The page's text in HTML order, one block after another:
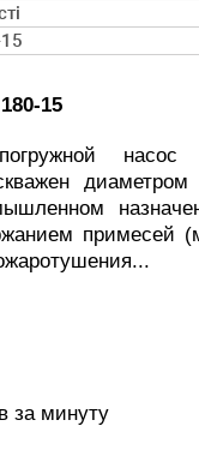
15
погружной
примесей
за минуту